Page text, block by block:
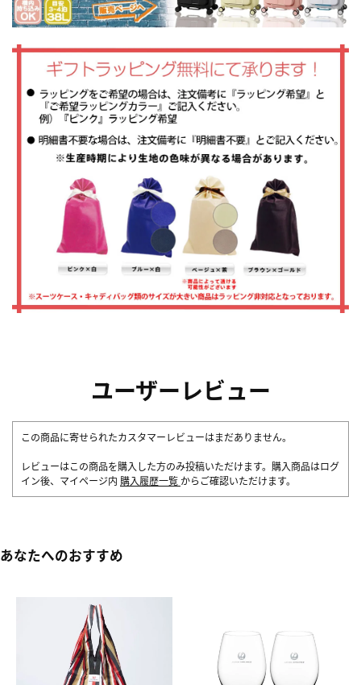
ユーザーレビュー
この商品に寄せられたカスタマーレビューはまだありません。
レビューはこの商品を購入した方のみ投稿いただけます。購入商品はログ
イン後、マイページ内 購入履歴一覧 からご確認いただけます。
あなたへのおすすめ